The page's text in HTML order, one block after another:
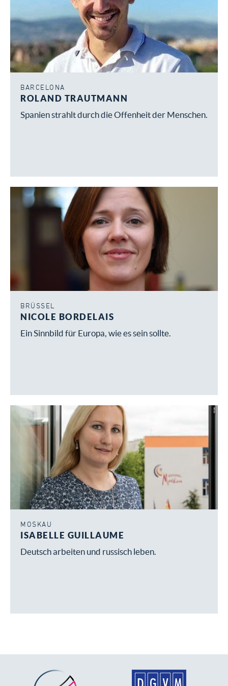
BARCELONA
ROLAND TRAUTMANN
Spanien strahlt durch die Offenheit der Menschen.
BRÜSSEL
NICOLE BORDELAIS
Ein Sinnbild für Europa, wie es sein sollte.
MOSKAU
ISABELLE GUILLAUME
Deutsch arbeiten und russisch leben.